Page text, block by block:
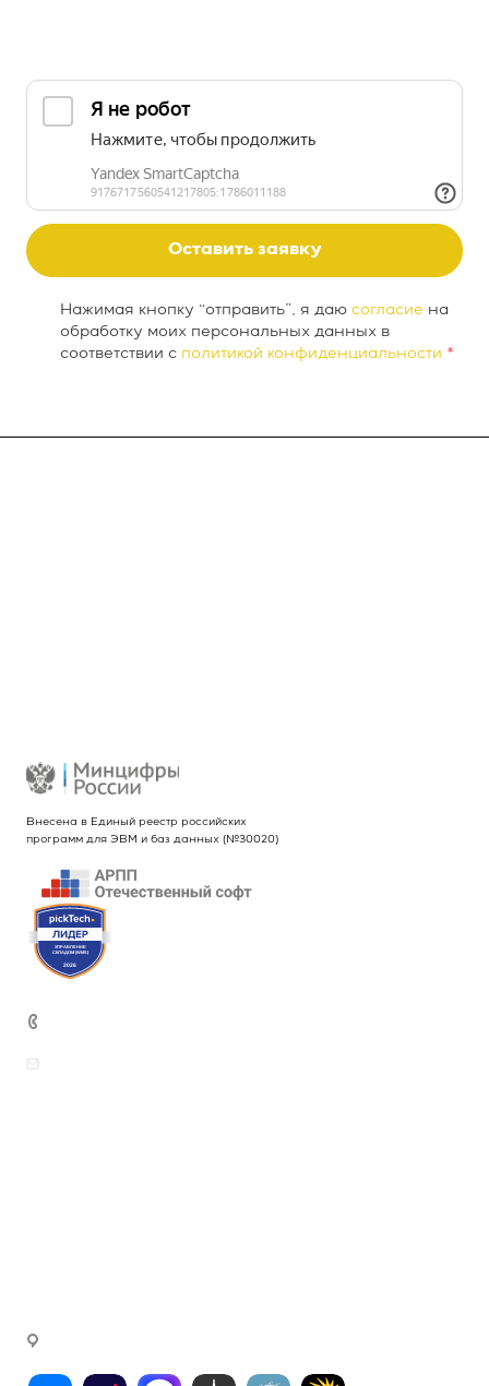
Оставить заявку
Нажимая кнопку “отправить”, я даю согласие на
обработку моих персональных данных в
соответствии с политикой конфиденциальности *
Внесена в Единый реестр российских
программ для ЭВМ и баз данных (№30020)